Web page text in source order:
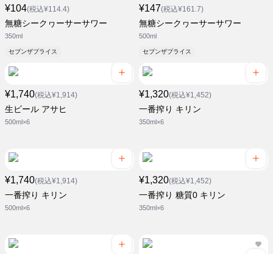
¥104(税込¥114.4)
無糖シークヮーサーサワー
350ml
セブンザプライス
¥147(税込¥161.7)
無糖シークヮーサーサワー
500ml
セブンザプライス
¥1,740(税込¥1,914)
生ビール アサヒ
500ml×6
¥1,320(税込¥1,452)
一番搾り キリン
350ml×6
¥1,740(税込¥1,914)
一番搾り キリン
500ml×6
¥1,320(税込¥1,452)
一番搾り 糖質0 キリン
350ml×6